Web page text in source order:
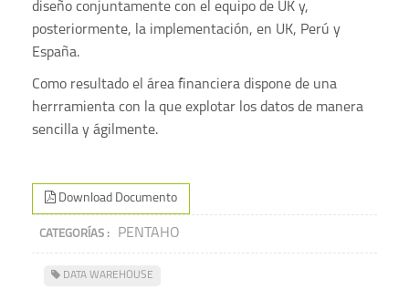
diseño conjuntamente con el equipo de UK y,
posteriormente, la implementación, en UK, Perú y
España.
Como resultado el área financiera dispone de una
herrramienta con la que explotar los datos de manera
sencilla y ágilmente.
Download Documento
CATEGORÍAS : PENTAHO
DATA WAREHOUSE